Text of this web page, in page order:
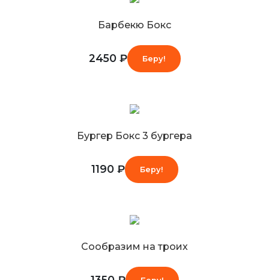
Барбекю Бокс
2450 ₽ Беру!
Бургер Бокс 3 бургера
1190 ₽ Беру!
Сообразим на троих